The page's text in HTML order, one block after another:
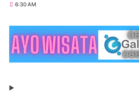
6:30 AM